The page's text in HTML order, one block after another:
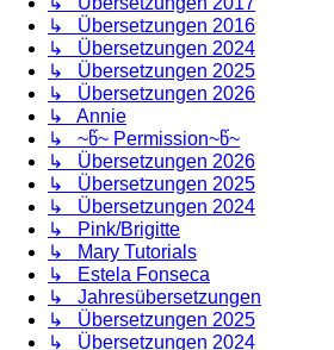
↳ Übersetzungen 2016
↳ Übersetzungen 2024
↳ Übersetzungen 2025
↳ Übersetzungen 2026
↳ Annie
↳ ~წ~ Permission~წ~
↳ Übersetzungen 2026
↳ Übersetzungen 2025
↳ Übersetzungen 2024
↳ Pink/Brigitte
↳ Mary Tutorials
↳ Estela Fonseca
↳ Jahresübersetzungen
↳ Übersetzungen 2025
↳ Übersetzungen 2024